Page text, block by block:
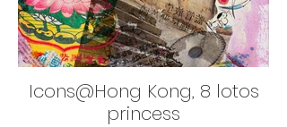
Icons@Hong Kong, 8 lotos
princess